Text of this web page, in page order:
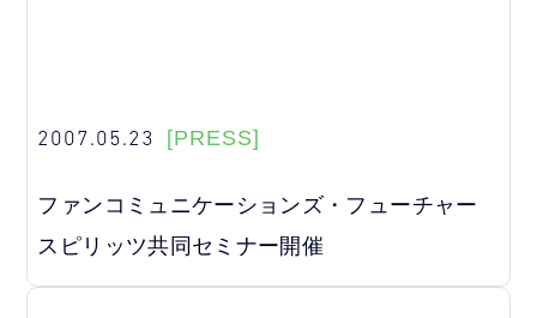
2007.05.23 [PRESS]
ファンコミュニケーションズ・フューチャー
スピリッツ共同セミナー開催